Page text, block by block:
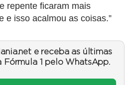
repente ficaram mais
e isso acalmou as coisas.”
e receba as últimas
Fórmula 1 pelo WhatsApp.